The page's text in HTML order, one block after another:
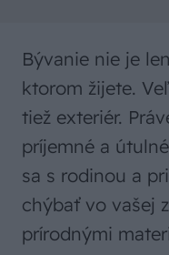
Bývanie nie je
ktorom žijete.
tiež exteriér.
príjemné a
sa s rodinou a
chýbať vo vašej
prírodnými